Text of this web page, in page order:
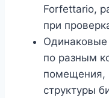
Forfettario,
при
Одинаковые
по разным
помещения,
структуры